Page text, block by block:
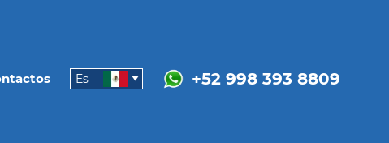
Es +52 998 393 8809